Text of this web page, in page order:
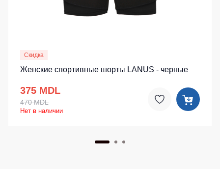
Скидка
Женские спортивные шорты LANUS - черные
375 MDL
470 MDL
Нет в наличии